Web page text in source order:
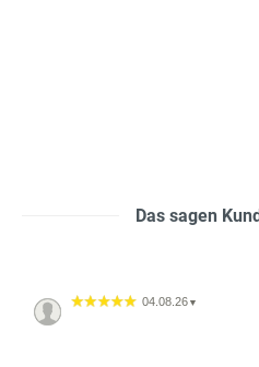
Das sagen
04.08.26 ▼